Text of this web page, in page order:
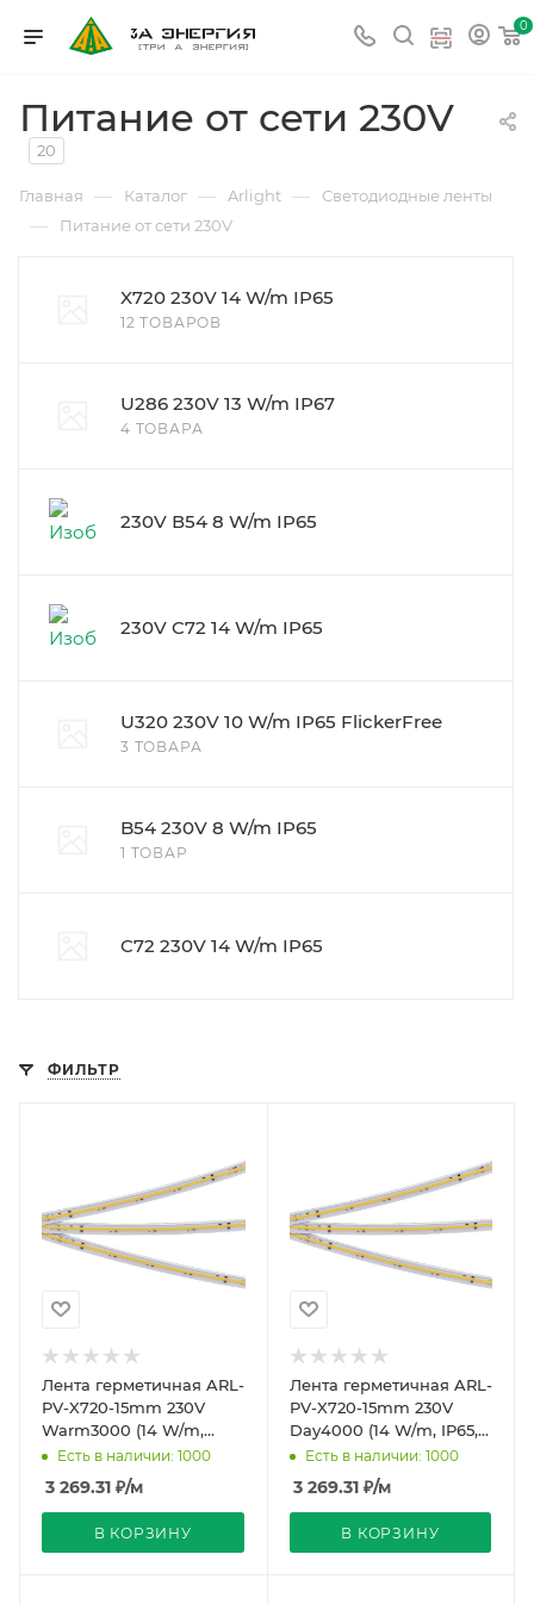
0
Питание от сети 230V
20
Главная — Каталог — Arlight — Светодиодные ленты
— Питание от сети 230V
X720 230V 14 W/m IP65
12 ТОВАРОВ
U286 230V 13 W/m IP67
4 ТОВАРА
230V В54 8 W/m IP65
230V C72 14 W/m IP65
U320 230V 10 W/m IP65 FlickerFree
3 ТОВАРА
B54 230V 8 W/m IP65
1 ТОВАР
C72 230V 14 W/m IP65
ФИЛЬТР
Лента герметичная ARL-
PV-X720-15mm 230V
Warm3000 (14 W/m,
IP65, 50m) (Arlight, -)
Есть в наличии: 1000
3 269.31 ₽/м
В КОРЗИНУ
Лента герметичная ARL-
PV-X720-15mm 230V
Day4000 (14 W/m, IP65,
50m) (Arlight, -)
Есть в наличии: 1000
3 269.31₽/м
В КОРЗИНУ